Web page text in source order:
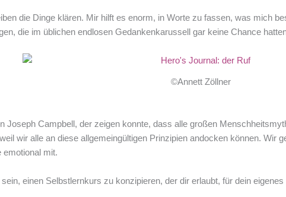
die Dinge klären. Mir hilft es enorm, in Worte zu fassen, was mich
die im üblichen endlosen Gedankenkarussell gar keine Chance
©Annett Zöllner
Joseph Campbell, der zeigen konnte, dass alle großen
wir alle an diese allgemeingültigen Prinzipien andocken können. Wir
emotional mit.
einen Selbstlernkurs zu konzipieren, der dir erlaubt, für dein